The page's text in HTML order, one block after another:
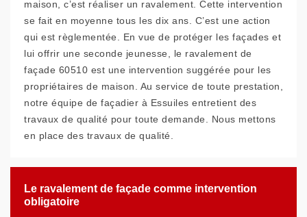
maison, c’est réaliser un ravalement. Cette intervention
se fait en moyenne tous les dix ans. C’est une action
qui est règlementée. En vue de protéger les façades et
lui offrir une seconde jeunesse, le ravalement de
façade 60510 est une intervention suggérée pour les
propriétaires de maison. Au service de toute prestation,
notre équipe de façadier à Essuiles entretient des
travaux de qualité pour toute demande. Nous mettons
en place des travaux de qualité.
Le ravalement de façade comme intervention
obligatoire